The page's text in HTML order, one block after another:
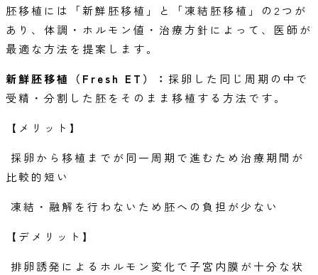
胚移植には「新鮮胚移植」と「凍結胚移植」の2つが
あり、体調・ホルモン値・治療方針によって、医師が
最適な方法を提案します。
新鮮胚移植（Fresh ET）： 採卵した同じ周期の中で
受精・分割した胚をそのまま移植する方法です。
【メリット】
採卵から移植までが同一周期で進むため治療期間が
比較的短い
凍結・融解を行わないため胚への負担が少ない
【デメリット】
排卵誘発によるホルモン変化で子宮内膜が十分な状